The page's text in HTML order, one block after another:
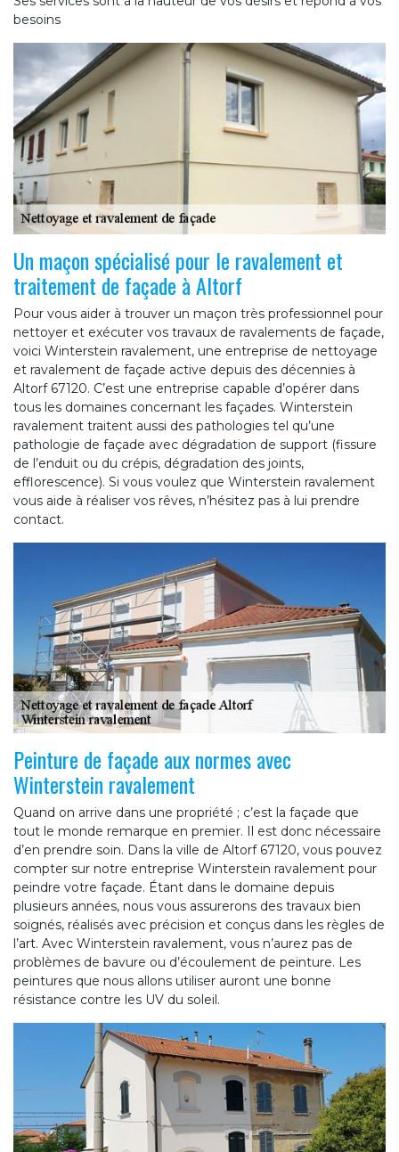
besoins
Un maçon spécialisé pour le ravalement et
traitement de façade à Altorf
Pour vous aider à trouver un maçon très professionnel pour
nettoyer et exécuter vos travaux de ravalements de façade,
voici Winterstein ravalement, une entreprise de nettoyage
et ravalement de façade active depuis des décennies à
Altorf 67120. C’est une entreprise capable d’opérer dans
tous les domaines concernant les façades. Winterstein
ravalement traitent aussi des pathologies tel qu’une
pathologie de façade avec dégradation de support (fissure
de l’enduit ou du crépis, dégradation des joints,
efflorescence). Si vous voulez que Winterstein ravalement
vous aide à réaliser vos rêves, n’hésitez pas à lui prendre
contact.
Peinture de façade aux normes avec
Winterstein ravalement
Quand on arrive dans une propriété ; c’est la façade que
tout le monde remarque en premier. Il est donc nécessaire
d’en prendre soin. Dans la ville de Altorf 67120, vous pouvez
compter sur notre entreprise Winterstein ravalement pour
peindre votre façade. Étant dans le domaine depuis
plusieurs années, nous vous assurerons des travaux bien
soignés, réalisés avec précision et conçus dans les règles de
l’art. Avec Winterstein ravalement, vous n’aurez pas de
problèmes de bavure ou d’écoulement de peinture. Les
peintures que nous allons utiliser auront une bonne
résistance contre les UV du soleil.